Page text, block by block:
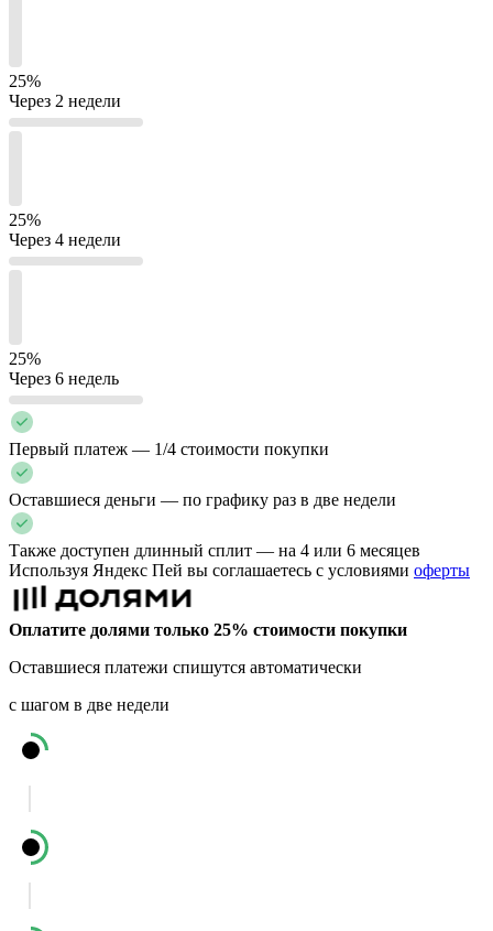
25%
Через 2 недели
25%
Через 4 недели
25%
Через 6 недель
Первый платеж — 1/4 стоимости покупки
Оставшиеся деньги — по графику раз в две недели
Также доступен длинный сплит — на 4 или 6 месяцев
Используя Яндекс Пей вы соглашаетесь с условиями оферты
Оплатите долями только 25% стоимости покупки
Оставшиеся платежи спишутся автоматически
с шагом в две недели